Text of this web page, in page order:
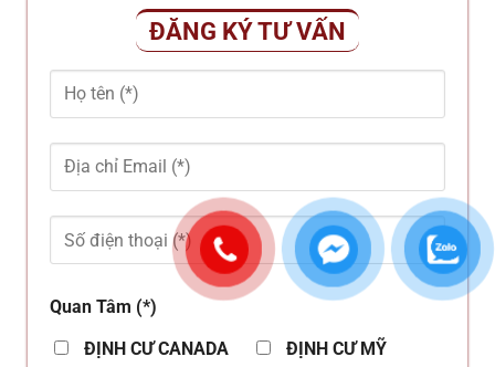
ĐĂNG KÝ TƯ VẤN
Quan Tâm (*)
ĐỊNH CƯ CANADA
ĐỊNH CƯ MỸ